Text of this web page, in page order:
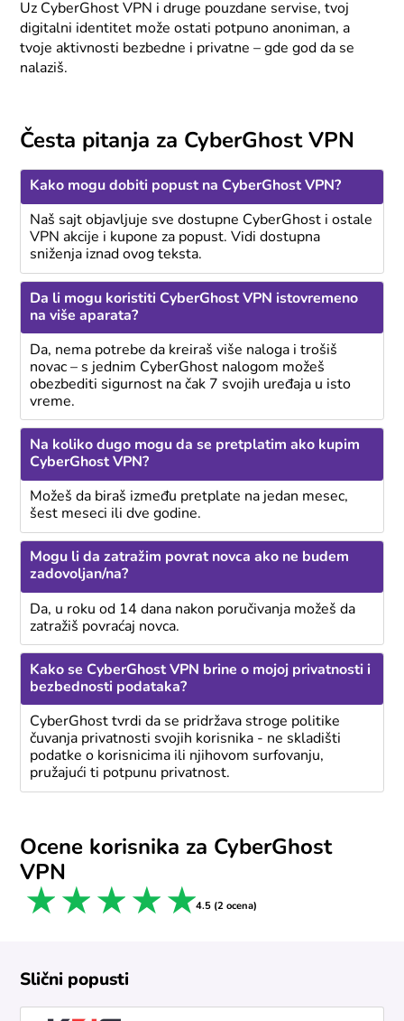
Uz CyberGhost VPN i druge pouzdane servise, tvoj
digitalni identitet može ostati potpuno anoniman, a
tvoje aktivnosti bezbedne i privatne – gde god da se
nalaziš.
Česta pitanja za CyberGhost VPN
Kako mogu dobiti popust na CyberGhost VPN?
Naš sajt objavljuje sve dostupne CyberGhost i ostale
VPN akcije i kupone za popust. Vidi dostupna
sniženja iznad ovog teksta.
Da li mogu koristiti CyberGhost VPN istovremeno
na više aparata?
Da, nema potrebe da kreiraš više naloga i trošiš
novac – s jednim CyberGhost nalogom možeš
obezbediti sigurnost na čak 7 svojih uređaja u isto
vreme.
Na koliko dugo mogu da se pretplatim ako kupim
CyberGhost VPN?
Možeš da biraš između pretplate na jedan mesec,
šest meseci ili dve godine.
Mogu li da zatražim povrat novca ako ne budem
zadovoljan/na?
Da, u roku od 14 dana nakon poručivanja možeš da
zatražiš povraćaj novca.
Kako se CyberGhost VPN brine o mojoj privatnosti i
bezbednosti podataka?
CyberGhost tvrdi da se pridržava stroge politike
čuvanja privatnosti svojih korisnika - ne skladišti
podatke o korisnicima ili njihovom surfovanju,
pružajući ti potpunu privatnost.
Ocene korisnika za CyberGhost
VPN
5 stars
4 stars
3 stars
2 stars
1 star 4.5 (2 ocena)
Slični popusti